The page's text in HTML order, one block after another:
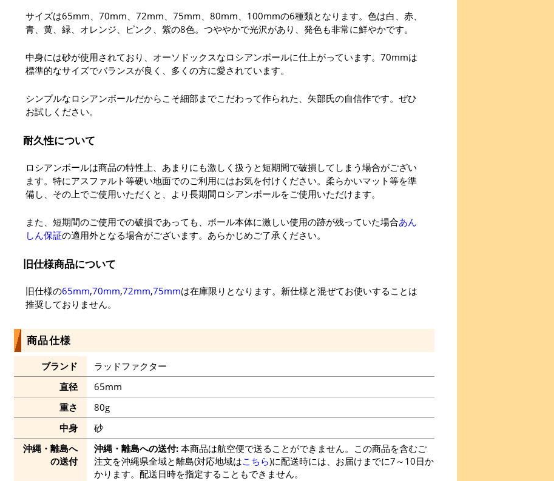
サイズは65mm、70mm、72mm、75mm、80mm、100mmの6種類となります。色は白、赤、
青、黄、緑、オレンジ、ピンク、紫の8色。つややかで光沢があり、発色も非常に鮮やかです。
中身には砂が使用されており、オーソドックスなロシアンボールに仕上がっています。70mmは
標準的なサイズでバランスが良く、多くの方に愛されています。
シンプルなロシアンボールだからこそ細部までこだわって作られた、矢部氏の自信作です。ぜひ
お試しください。
耐久性について
ロシアンボールは商品の特性上、あまりにも激しく扱うと短期間で破損してしまう場合がござい
ます。特にアスファルト等硬い地面でのご利用にはお気を付けください。柔らかいマット等を準
備し、その上でご使用いただくと、より長期間ロシアンボールをご使用いただけます。
また、短期間のご使用での破損であっても、ボール本体に激しい使用の跡が残っていた場合あん
しん保証の適用外となる場合がございます。あらかじめご了承ください。
旧仕様商品について
旧仕様の65mm,70mm,72mm,75mmは在庫限りとなります。新仕様と混ぜてお使いすることは
推奨しておりません。
商品仕様
ブランド
ラッドファクター
直径
65mm
重さ
80g
中身
砂
沖縄・離島へ
の送付
沖縄・離島への送付:本商品は航空便で送ることができません。この商品を含むご
注文を沖縄県全域と離島(対応地域はこちら)に配送時には、お届けまでに7～10日か
かります。配送日時を指定することもできません。